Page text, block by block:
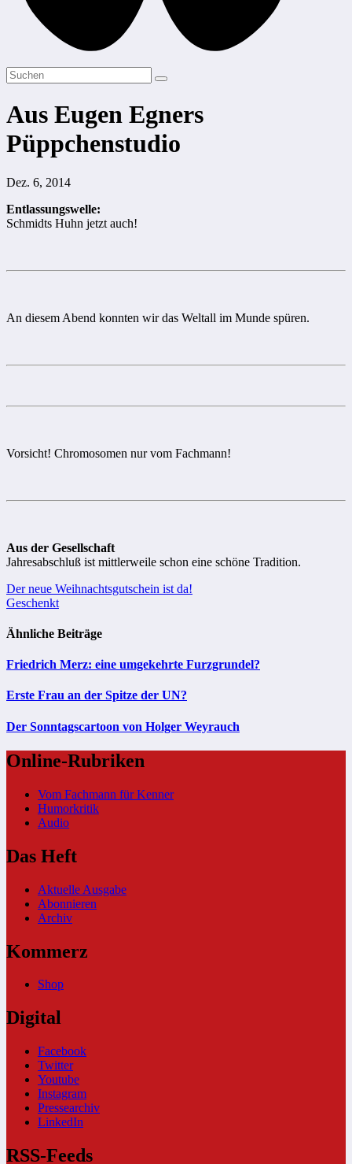
Aus Eugen Egners
Püppchenstudio
Dez. 6, 2014
Entlassungswelle:
Schmidts Huhn jetzt auch!
An diesem Abend konnten wir das Weltall im Munde spüren.
Vorsicht! Chromosomen nur vom Fachmann!
Aus der Gesellschaft
Jahresabschluß ist mittlerweile schon eine schöne Tradition.
Beitragsnavigation
Der neue Weihnachtsgutschein ist da!
Geschenkt
Ähnliche Beiträge
Friedrich Merz: eine umgekehrte Furzgrundel?
Erste Frau an der Spitze der UN?
Der Sonntagscartoon von Holger Weyrauch
Online-Rubriken
Vom Fachmann für Kenner
Humorkritik
Audio
Das Heft
Aktuelle Ausgabe
Abonnieren
Archiv
Kommerz
Shop
Digital
Facebook
Twitter
Youtube
Instagram
Pressearchiv
LinkedIn
RSS-Feeds